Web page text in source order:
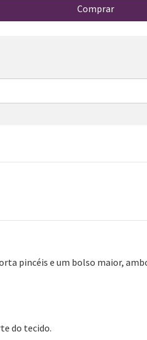
Comprar
pincéis e um bolso maior,
do tecido.